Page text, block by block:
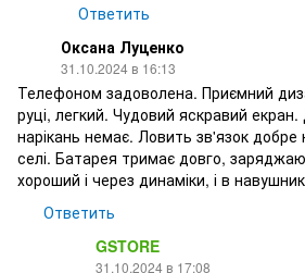
Ответить
Оксана Луценко
31.10.2024 в 16:13
Телефоном задоволена. Приємний
руці, легкий. Чудовий яскравий
нарікань немає. Ловить зв'язок добре
селі. Батарея тримає довго,
хороший і через динаміки, і в
Ответить
GSTORE
31.10.2024 в 17:08